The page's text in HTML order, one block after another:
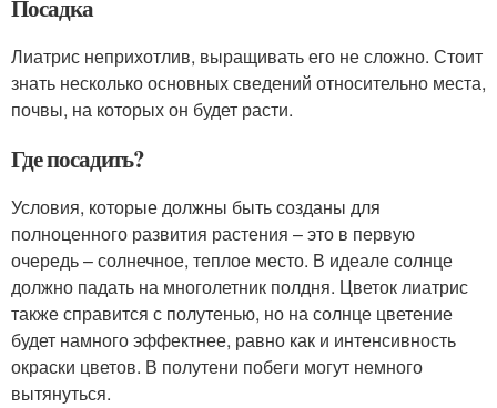
Посадка
Лиатрис неприхотлив, выращивать его не сложно. Стоит
знать несколько основных сведений относительно места,
почвы, на которых он будет расти.
Где посадить?
Условия, которые должны быть созданы для
полноценного развития растения – это в первую
очередь – солнечное, теплое место. В идеале солнце
должно падать на многолетник полдня. Цветок лиатрис
также справится с полутенью, но на солнце цветение
будет намного эффектнее, равно как и интенсивность
окраски цветов. В полутени побеги могут немного
вытянуться.